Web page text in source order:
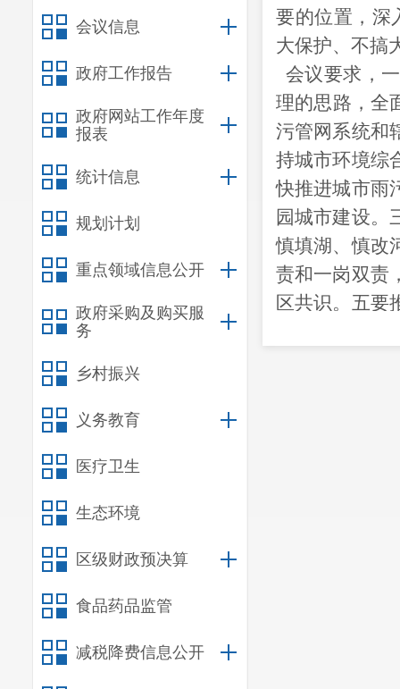
会议信息
政府工作报告
政府网站工作年度
报表
统计信息
规划计划
重点领域信息公开
政府采购及购买服
务
乡村振兴
义务教育
医疗卫生
生态环境
区级财政预决算
食品药品监管
减税降费信息公开
要的位置，深
大保护、不搞
会议要求，
理的思路，全
污管网系统和
持城市环境综
快推进城市雨
园城市建设。
慎填湖、慎改
责和一岗双责
区共识。 五要